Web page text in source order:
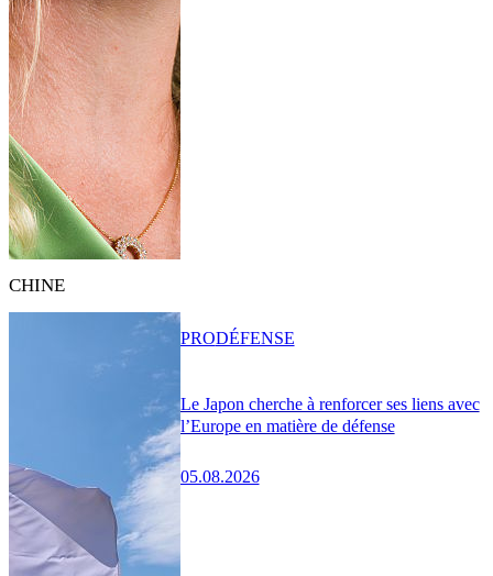
CHINE
Le Japon cherche à renforcer ses liens avec
l’Europe en matière de défense
05.08.2026
PRODÉFENSE